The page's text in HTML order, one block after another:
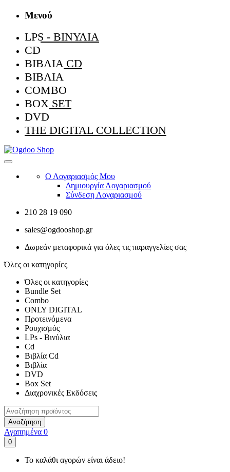
Μενού
LPS - ΒΙΝΎΛΙΑ
CD
ΒΙΒΛΊΑ CD
ΒΙΒΛΊΑ
COMBO
BOX SET
DVD
THE DIGITAL COLLECTION
Ο Λογαριασμός Μου
Δημιουργία Λογαριασμού
Σύνδεση Λογαριασμού
210 28 19 090
sales@ogdooshop.gr
Δωρεάν μεταφορικά για όλες τις παραγγελίες σας
Όλες οι κατηγορίες
Όλες οι κατηγορίες
Bundle Set
Combo
ONLY DIGITAL
Προτεινόμενα
Ρουχισμός
LPs - Βινύλια
Cd
Βιβλία Cd
Βιβλία
DVD
Box Set
Διαχρονικές Εκδόσεις
Αναζήτηση
Αγαπημένα 0
0
Το καλάθι αγορών είναι άδειο!